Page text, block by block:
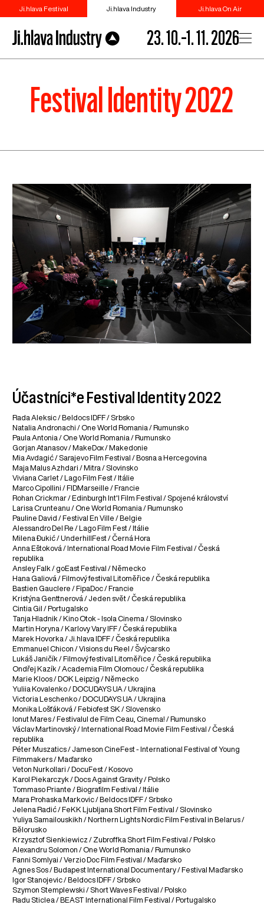
Ji.hlava Festival Ji.hlava Industry Ji.hlava On Air
23. 10.–1. 11. 2026
Festival Identity 2022
Účastníci*e Festival Identity 2022
Rada Aleksic / Beldocs IDFF / Srbsko
Natalia Andronachi / One World Romania / Rumunsko
Paula Antonia / One World Romania / Rumunsko
Gorjan Atanasov / MakeDox / Makedonie
Mia Avdagić / Sarajevo Film Festival / Bosna a Hercegovina
Maja Malus Azhdari / Mitra / Slovinsko
Viviana Carlet / Lago Film Fest / Itálie
Marco Cipollini / FIDMarseille / Francie
Rohan Crickmar / Edinburgh Int'l Film Festival / Spojené království
Larisa Crunteanu / One World Romania / Rumunsko
Pauline David / Festival En Ville / Belgie
Alessandro Del Re / Lago Film Fest / Itálie
Milena Đukić / UnderhillFest / Černá Hora
Anna Eštoková / International Road Movie Film Festival / Česká
republika
Ansley Falk / goEast Festival / Německo
Hana Galiová / Filmový festival Litoměřice / Česká republika
Bastien Gauclere / FipaDoc / Francie
Kristýna Genttnerová / Jeden svět / Česká republika
Cintia Gil / Portugalsko
Tanja Hladnik / Kino Otok - Isola Cinema / Slovinsko
Martin Horyna / Karlovy Vary IFF / Česká republika
Marek Hovorka / Ji.hlava IDFF / Česká republika
Emmanuel Chicon / Visions du Reel / Švýcarsko
Lukáš Janičík / Filmový festival Litoměřice / Česká republika
Ondřej Kazík / Academia Film Olomouc / Česká republika
Marie Kloos / DOK Leipzig / Německo
Yuliia Kovalenko / DOCUDAYS UA / Ukrajina
Victoria Leschenko / DOCUDAYS UA / Ukrajina
Monika Lošťáková / Febiofest SK / Slovensko
Ionut Mares / Festivalul de Film Ceau, Cinema! / Rumunsko
Václav Martinovský / International Road Movie Film Festival / Česká
republika
Péter Muszatics / Jameson CineFest - International Festival of Young
Filmmakers / Maďarsko
Veton Nurkollari / DocuFest / Kosovo
Karol Piekarczyk / Docs Against Gravity / Polsko
Tommaso Priante / Biografilm Festival / Itálie
Mara Prohaska Markovic / Beldocs IDFF / Srbsko
Jelena Radić / FeKK Ljubljana Short Film Festival / Slovinsko
Yuliya Samailouskikh / Northern Lights Nordic Film Festival in Belarus /
Bělorusko
Krzysztof Sienkiewicz / Zubroffka Short Film Festival / Polsko
Alexandru Solomon / One World Romania / Rumunsko
Fanni Somlyai / Verzio Doc Film Festival / Maďarsko
Agnes Sos / Budapest International Documentary / Festival Maďarsko
Igor Stanojevic / Beldocs IDFF / Srbsko
Szymon Stemplewski / Short Waves Festival / Polsko
Radu Sticlea / BEAST International Film Festival / Portugalsko